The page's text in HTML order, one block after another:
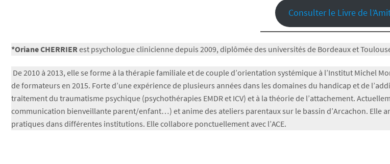
Consulter le Livre de
*Oriane CHERRIER est psychologue clinicienne depuis 2009, diplômée des universités de Bordeaux et
De 2010 à 2013, elle se forme à la thérapie familiale et de couple d’orientation systémique à l’Institut Michel
de formateurs en 2015. Forte d’une expérience de plusieurs années dans les domaines du handicap et de
traitement du traumatisme psychique (psychothérapies EMDR et ICV) et à la théorie de l’attachement.
communication bienveillante parent/enfant…) et anime des ateliers parentaux sur le bassin d’Arcachon. Elle
pratiques dans différentes institutions. Elle collabore ponctuellement avec l’ACE.